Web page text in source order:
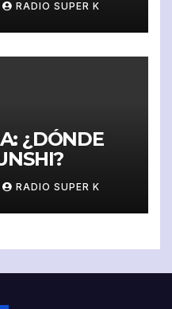
RADIO SUPER K
¿DÓNDE
RADIO SUPER K